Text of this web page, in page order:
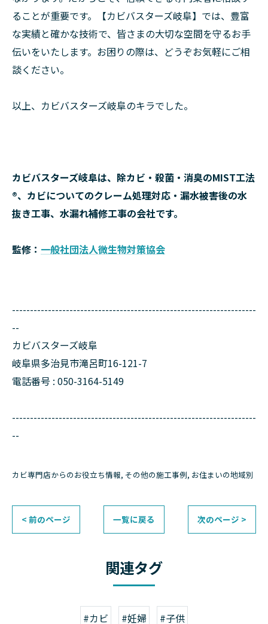
ることが重要です。【カビバスターズ岐阜】では、豊富
な実績と確かな技術で、皆さまの大切な空間を守るお手
伝いをいたします。お困りの際は、どうぞお気軽にご相
談ください。
以上、カビバスターズ岐阜のキラでした。
カビバスターズ岐阜は、除カビ・殺菌・消臭のMIST工法
®、カビについてのクレーム処理対応・漏水被害後の水
抜き工事、水漏れ補修工事の会社です。
監修： 一般社団法人微生物対策協会
--------------------------------------------------------------------
--
カビバスターズ岐阜
岐阜県多治見市滝呂町16-121-7
電話番号 : 050-3164-5149
--------------------------------------------------------------------
--
カビ専門店からのお役立ち情報 その他の施工事例 お住まいの地域別
< 前のページ 一覧に戻る 次のページ >
関連タグ
#カビ #妊婦 #子供